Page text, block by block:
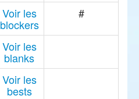
Voir les
blockers
#
Voir les
blanks
Voir les
bests